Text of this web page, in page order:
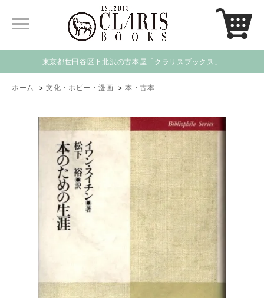
東京都世田谷区下北沢の古本屋「クラリスブックス」
ホーム > 文化・ホビー・漫画 >本・古本